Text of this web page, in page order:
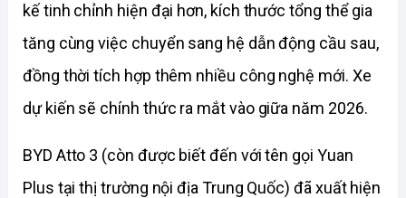
kế tinh chỉnh hiện đại hơn, kích thước tổng thể gia
tăng cùng việc chuyển sang hệ dẫn động cầu sau,
đồng thời tích hợp thêm nhiều công nghệ mới. Xe
dự kiến sẽ chính thức ra mắt vào giữa năm 2026.
BYD Atto 3 (còn được biết đến với tên gọi Yuan
Plus tại thị trường nội địa Trung Quốc) đã xuất hiện